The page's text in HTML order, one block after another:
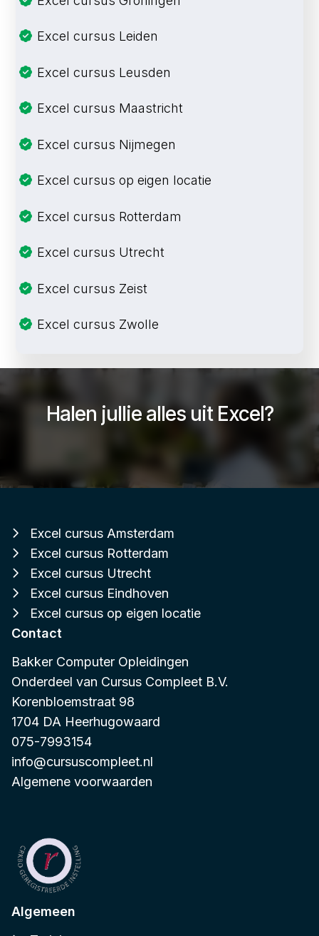
Excel cursus Leiden
Excel cursus Leusden
Excel cursus Maastricht
Excel cursus Nijmegen
Excel cursus op eigen locatie
Excel cursus Rotterdam
Excel cursus Utrecht
Excel cursus Zeist
Excel cursus Zwolle
Halen jullie alles uit Excel?
Excel cursus Amsterdam
Excel cursus Rotterdam
Excel cursus Utrecht
Excel cursus Eindhoven
Excel cursus op eigen locatie
Contact
Bakker Computer Opleidingen
Onderdeel van Cursus Compleet B.V.
Korenbloemstraat 98
1704 DA Heerhugowaard
075-7993154
info@cursuscompleet.nl
Algemene voorwaarden
Algemeen